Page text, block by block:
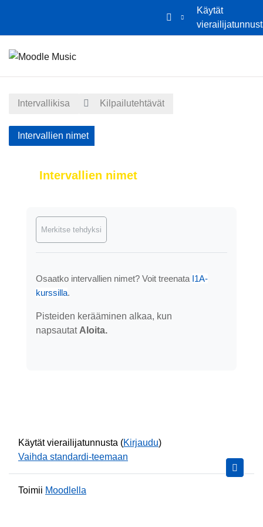
Käytät
Intervallikisa Kilpailutehtävät
Intervallien nimet
Intervallien nimet
Merkitse tehdyksi
Osaatko intervallien nimet? Voit treenata I1A-
kurssilla.
Pisteiden kerääminen alkaa, kun
napsautat Aloita.
Käytät vierailijatunnusta (Kirjaudu)
Vaihda standardi-teemaan
Toimii Moodlella